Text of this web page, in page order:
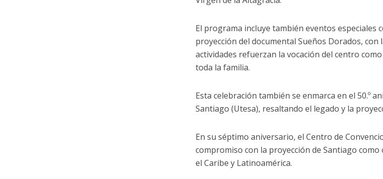
El programa incluye también eventos especiales
proyección del documental Sueños Dorados,
actividades refuerzan la vocación del centro
toda la familia.
Esta celebración también se enmarca en el 50.º
Santiago (Utesa), resaltando el legado y la
En su séptimo aniversario, el Centro de
compromiso con la proyección de Santiago
el Caribe y Latinoamérica.